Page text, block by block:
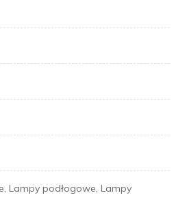
Lampy podłogowe, Lampy